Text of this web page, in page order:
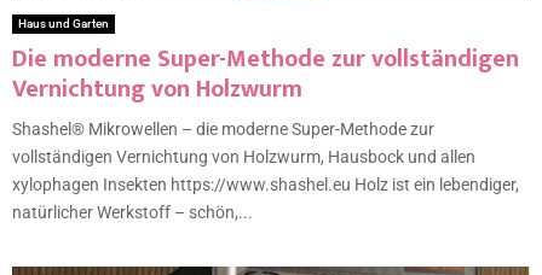
Haus und Garten
Die moderne Super-Methode zur vollständigen
Vernichtung von Holzwurm
Shashel® Mikrowellen – die moderne Super-Methode zur
vollständigen Vernichtung von Holzwurm, Hausbock und allen
xylophagen Insekten https://www.shashel.eu Holz ist ein lebendiger,
natürlicher Werkstoff – schön,...